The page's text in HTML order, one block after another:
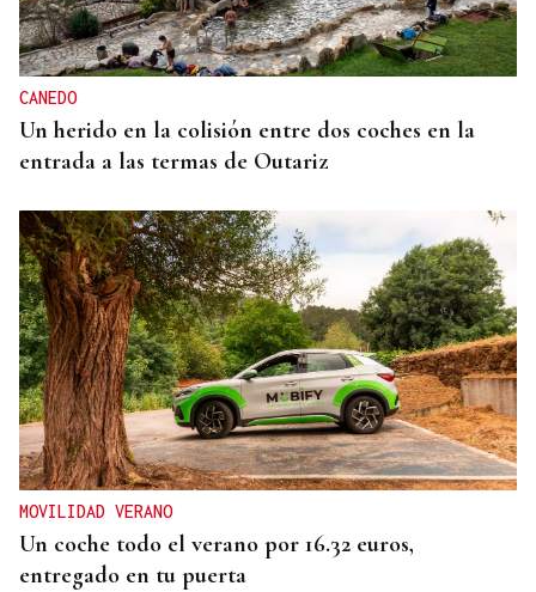
CANEDO
Un herido en la colisión entre dos coches en la
entrada a las termas de Outariz
MOVILIDAD VERANO
Un coche todo el verano por 16.32 euros,
entregado en tu puerta